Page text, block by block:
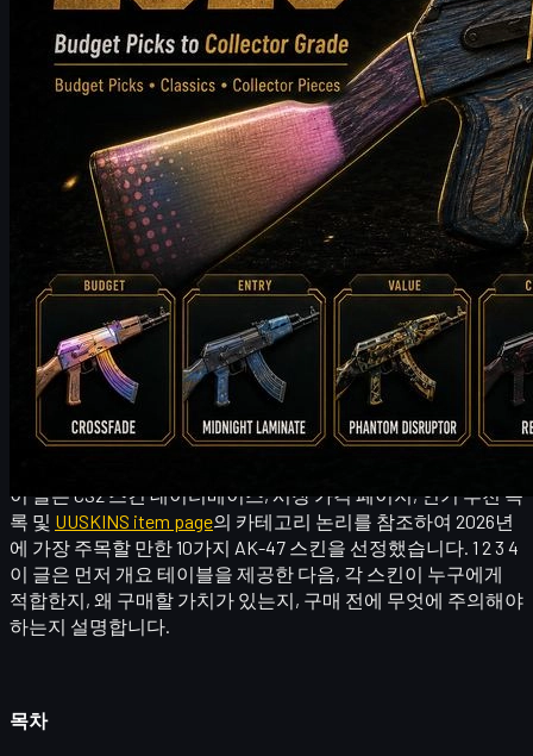
AK-47은 CS2에서 가장 상징적인 주 무기 중 하나로 항상 자리매
김해 왔습니다. 스킨 데이터베이스는 AK-47을 테러리스트 진
영의 핵심 무기로 설명하며, 원탭 헤드샷 가능성, 클래식한 반동
제어 리듬, 그리고 방대한 종류의 스킨으로 유명합니다. 2 너무
자주 사용되고 인식이 잘 되기 때문에,
AK-47 skins 은 오랫동안
플레이어들이 가장 기꺼이 검색하고, 비교하고, 구매하는 카테
고리 중 하나였습니다.
ak skins, AK-47 스킨 또는cs2 ak skins
을 검색하고 있다면, 아
마도 기본 무기 외형에 더 이상 만족하지 못하고 인벤토리를 더
개인적이고 스타일리시하게 만들고 싶을 것입니다.
이 글은 CS2 스킨 데이터베이스, 시장 가격 페이지, 인기 추천 목
록 및 UUSKINS item page의 카테고리 논리를 참조하여 2026년
에 가장 주목할 만한 10가지 AK-47 스킨을 선정했습니다. 1 2 3 4
이 글은 먼저 개요 테이블을 제공한 다음, 각 스킨이 누구에게
적합한지, 왜 구매할 가치가 있는지, 구매 전에 무엇에 주의해야
하는지 설명합니다.
목차